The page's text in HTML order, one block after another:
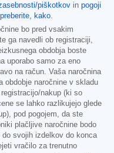
piškotkov in pogoji
preberite, kako
bo pred vsakim
ga navedli ob registraciji,
obdobja boste
uporabo samo za eno
na račun. Vaša naročnina
obdobje naročnine v skladu
nakup (ki so
se lahko razlikujejo glede
pod pogojem, da ste
plačljive naročnine bodo
svojih izdelkov do konca
vračilo za trenutno